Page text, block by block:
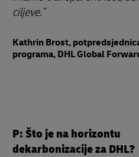
ciljeve.
Kathrin Brost,
programa, DHL Global
P: Što je na horizontu
dekarbonizacije za DHL?